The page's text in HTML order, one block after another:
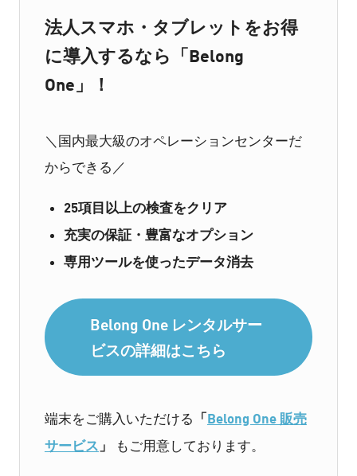
法人スマホ・タブレットをお得
に導入するなら「Belong
One」！
＼国内最大級のオペレーションセンターだ
からできる／
25項目以上の検査をクリア
充実の保証・豊富なオプション
専用ツールを使ったデータ消去
Belong One レンタルサー
ビスの詳細はこちら
端末をご購入いただける 「Belong One 販売
サービス 」 もご用意しております。